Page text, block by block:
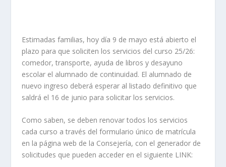
Estimadas familias, hoy día 9 de mayo está abierto el
plazo para que soliciten los servicios del curso 25/26:
comedor, transporte, ayuda de libros y desayuno
escolar el alumnado de continuidad. El alumnado de
nuevo ingreso deberá esperar al listado definitivo que
saldrá el 16 de junio para solicitar los servicios.
Como saben, se deben renovar todos los servicios
cada curso a través del formulario único de matrícula
en la página web de la Consejería, con el generador de
solicitudes que pueden acceder en el siguiente LINK: